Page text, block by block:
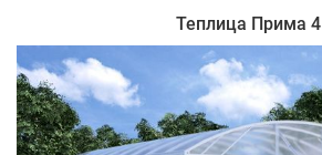
Теплица Прима 4